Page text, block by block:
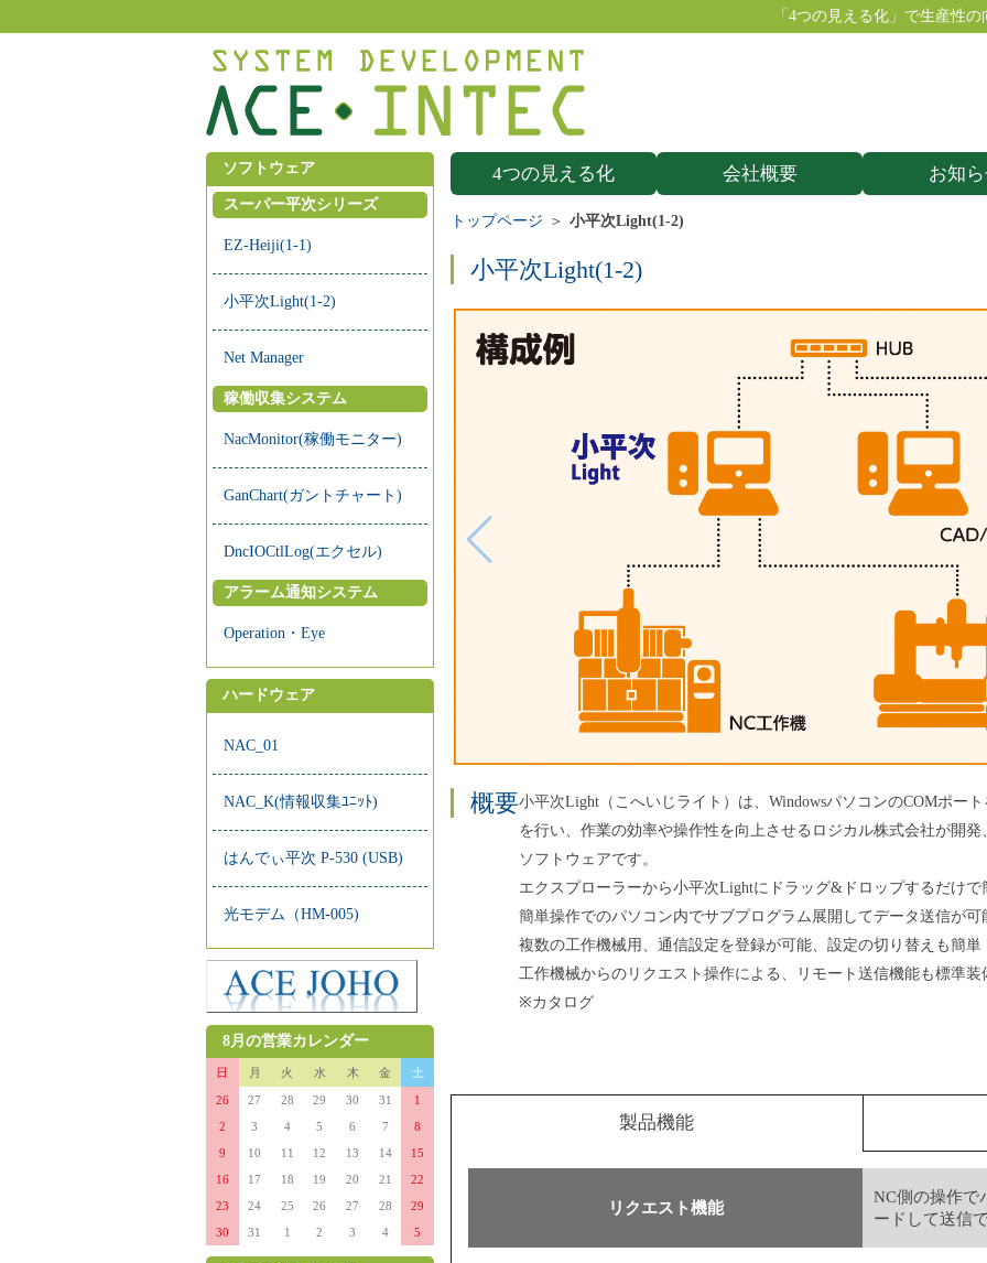
「4つの見える化」で生産性
4つの見える化 会社概要 お知
トップページ 小平次Light(1-2)
小平次Light(1-2)
概要小平次Light（こへいじライト）は、WindowsパソコンのCOMポー
を行い、作業の効率や操作性を向上させるロジカル株式会社が開
ソフトウェアです。
エクスプローラーから小平次Lightにドラッグ&ドロップするだけ
簡単操作でのパソコン内でサブプログラム展開してデータ送信が可
複数の工作機械用、通信設定を登録が可能、設定の切り替えも簡単
工作機械からのリクエスト操作による、リモート送信機能も標準装
※カタログ
製品機能
リクエスト機能
NC側の操作で
ードして送信
ソフトウェア
スーパー平次シリーズ
EZ-Heiji(1-1)
小平次Light(1-2)
Net Manager
稼働収集システム
NacMonitor(稼働モニター)
GanChart(ガントチャート)
DncIOCtlLog(エクセル)
アラーム通知システム
Operation・Eye
ハードウェア
NAC_01
NAC_K(情報収集ﾕﾆｯﾄ)
はんでぃ平次 P-530 (USB)
光モデム（HM-005)
8月の営業カレンダー
日 月 火 水 木 金 土
26 27 28 29 30 31
1
2
3 4 5 6 7
8
9
10 11 12 13 14
15
16
17 18 19 20 21
22
23
24 25 26 27 28
29
30
31 1 2 3 4 5